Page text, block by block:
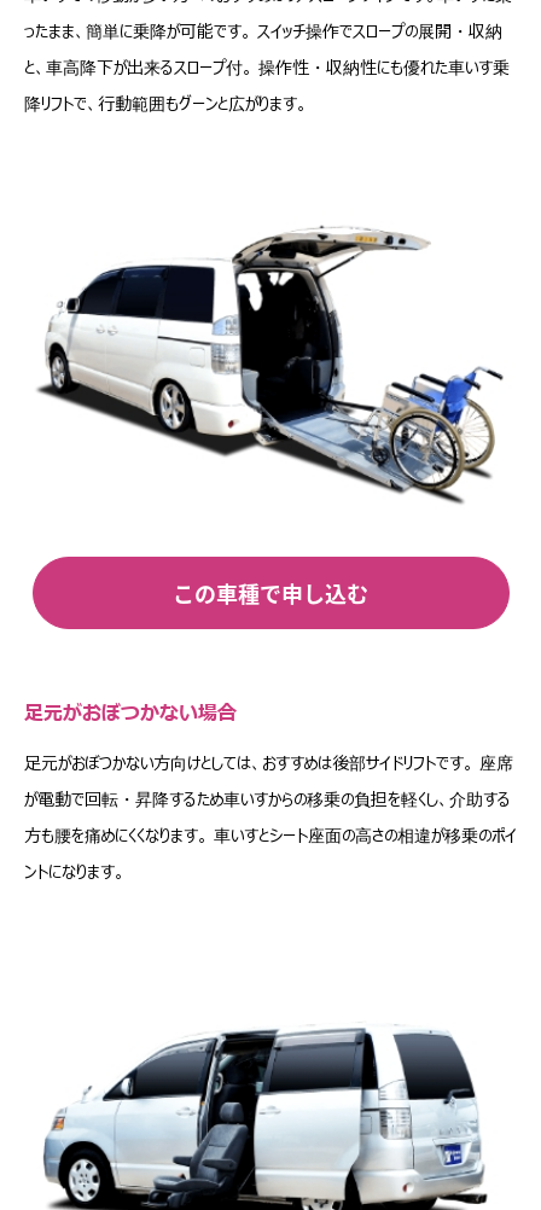
ったまま、簡単に乗降が可能です。 スイッチ操作でスロープの展開・収納
と、車高降下が出来るスロープ付。 操作性・収納性にも優れた車いす乗
降リフトで、行動範囲もグーンと広がります。
この車種で申し込む
足元がおぼつかない場合
足元がおぼつかない方向けとしては、おすすめは後部サイドリフトです。 座席
が電動で回転・昇降するため車いすからの移乗の負担を軽くし、介助する
方も腰を痛めにくくなります。 車いすとシート座面の高さの相違が移乗のポイ
ントになります。